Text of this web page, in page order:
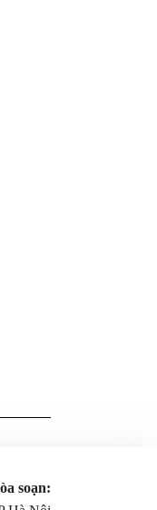
soạn: